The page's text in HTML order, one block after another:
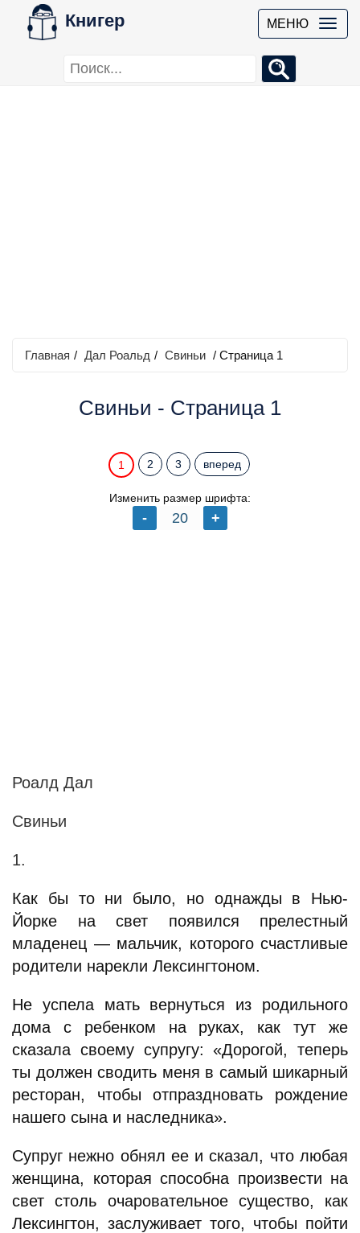
Книгер МЕНЮ
Главная / Дал Роальд / Свиньи / Страница 1
Свиньи - Страница 1
1 2 3 вперед
Изменить размер шрифта:
Роалд Дал
Свиньи
1.
Как бы то ни было, но однажды в Нью-
Йорке на свет появился прелестный
младенец — мальчик, которого счастливые
родители нарекли Лексингтоном.
Не успела мать вернуться из родильного
дома с ребенком на руках, как тут же
сказала своему супругу: «Дорогой, теперь
ты должен сводить меня в самый шикарный
ресторан, чтобы отпраздновать рождение
нашего сына и наследника».
Супруг нежно обнял ее и сказал, что любая
женщина, которая способна произвести на
свет столь очаровательное существо, как
Лексингтон, заслуживает того, чтобы пойти